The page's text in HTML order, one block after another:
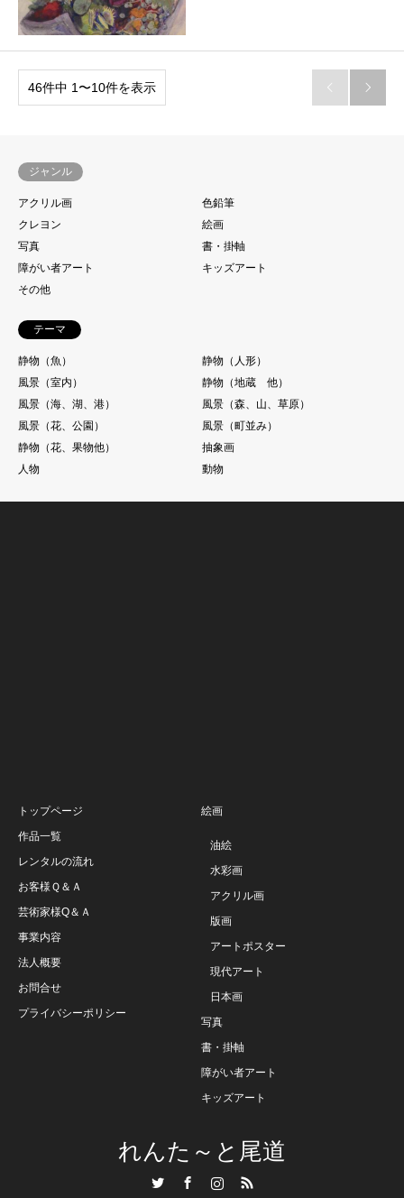
46件中 1〜10件を表示  
ジャンル
アクリル画
色鉛筆
クレヨン
絵画
写真
書・掛軸
障がい者アート
キッズアート
その他
テーマ
静物（魚）
静物（人形）
風景（室内）
静物（地蔵 他）
風景（海、湖、港）
風景（森、山、草原）
風景（花、公園）
風景（町並み）
静物（花、果物他）
抽象画
人物
動物
トップページ
作品一覧
レンタルの流れ
お客様Ｑ＆Ａ
芸術家様Q＆Ａ
事業内容
法人概要
お問合せ
プライバシーポリシー
絵画
油絵
水彩画
アクリル画
版画
アートポスター
現代アート
日本画
写真
書・掛軸
障がい者アート
キッズアート
れんた～と尾道
RSS